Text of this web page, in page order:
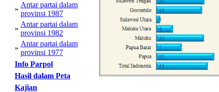
»
Antar partai dalam
provinsi 1987
»
Antar partai dalam
provinsi 1982
»
Antar partai dalam
provinsi 1977
Info Parpol
Hasil dalam Peta
Kajian